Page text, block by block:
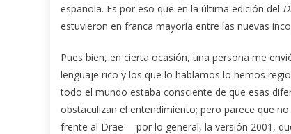
española. Es por eso que en la última edición del
estuvieron en franca mayoría entre las nuevas
Pues bien, en cierta ocasión, una persona me
lenguaje rico y los que lo hablamos lo hemos
todo el mundo estaba consciente de que esas
obstaculizan el entendimiento; pero parece que
frente al Drae —por lo general, la versión 2001,